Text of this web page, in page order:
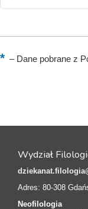
–Dane pobrane z
Wydział
Adres: 80-308
Neofilologia